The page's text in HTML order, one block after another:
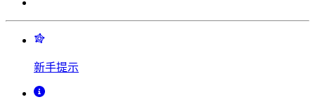
新手提示